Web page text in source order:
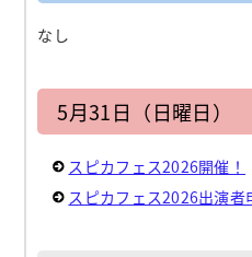
なし
5月31日（日曜日）
スピカフェス2026開催！
スピカフェス2026出演者